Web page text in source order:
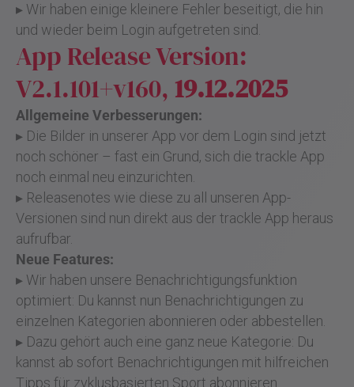
▸ Wir haben einige kleinere Fehler beseitigt, die hin
und wieder beim Login aufgetreten sind.
App Release Version:
V2.1.101+v160, 19.12.2025
Allgemeine Verbesserungen:
▸ Die Bilder in unserer App vor dem Login sind jetzt
noch schöner – fast ein Grund, sich die trackle App
noch einmal neu einzurichten.
▸ Releasenotes wie diese zu all unseren App-
Versionen sind nun direkt aus der trackle App heraus
aufrufbar.
Neue Features:
▸ Wir haben unsere Benachrichtigungsfunktion
optimiert: Du kannst nun Benachrichtigungen zu
einzelnen Kategorien abonnieren oder abbestellen.
▸ Dazu gehört auch eine ganz neue Kategorie: Du
kannst ab sofort Benachrichtigungen mit hilfreichen
Tipps für zyklusbasierten Sport abonnieren.